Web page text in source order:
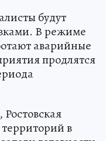
будут
В режиме
аварийные
продлятся
в